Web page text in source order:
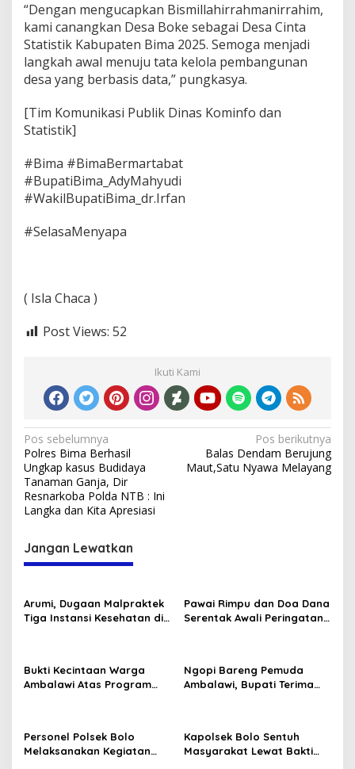
“Dengan mengucapkan Bismillahirrahmanirrahim,
kami canangkan Desa Boke sebagai Desa Cinta
Statistik Kabupaten Bima 2025. Semoga menjadi
langkah awal menuju tata kelola pembangunan
desa yang berbasis data,” pungkasya.
[Tim Komunikasi Publik Dinas Kominfo dan
Statistik]
#Bima #BimaBermartabat
#BupatiBima_AdyMahyudi
#WakilBupatiBima_dr.Irfan
#SelasaMenyapa
( Isla Chaca )
Post Views: 52
Ikuti Kami
Navigasi
pos
Pos sebelumnya
Polres Bima Berhasil
Ungkap kasus Budidaya
Tanaman Ganja, Dir
Resnarkoba Polda NTB : Ini
Langka dan Kita Apresiasi
Pos berikutnya
Balas Dendam Berujung
Maut,Satu Nyawa Melayang
Jangan Lewatkan
Arumi, Dugaan Malpraktek
Tiga Instansi Kesehatan di
Pawai Rimpu dan Doa Dana
Serentak Awali Peringatan
Bukti Kecintaan Warga
Ambalawi Atas Program
Ngopi Bareng Pemuda
Ambalawi, Bupati Terima
Personel Polsek Bolo
Melaksanakan Kegiatan
Kapolsek Bolo Sentuh
Masyarakat Lewat Bakti